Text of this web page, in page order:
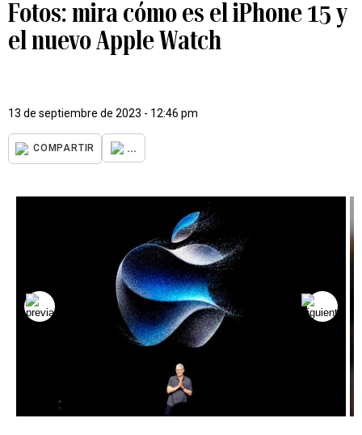
Fotos: mira cómo es el iPhone 15 y
el nuevo Apple Watch
13 de septiembre de 2023 - 12:46 pm
COMPARTIR ...